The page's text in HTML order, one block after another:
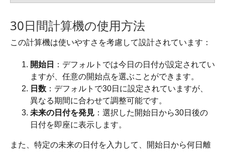
30日間計算機の使用方法
この計算機は使いやすさを考慮して設計されています：
開始日
：デフォルトでは今日の日付が設定されてい
ますが、任意の開始点を選ぶことができます。
日数 ：デフォルトで30日に設定されていますが、
異なる期間に合わせて調整可能です。
未来の日付を発見 ：選択した開始日から30日後の
日付を即座に表示します。
また、特定の未来の日付を入力して、開始日から何日離